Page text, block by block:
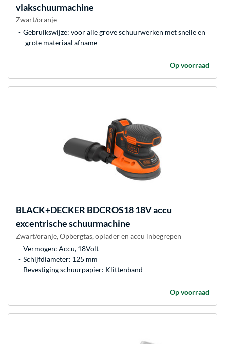
vlakschuurmachine
Zwart/oranje
Gebruikswijze: voor alle grove schuurwerken met snelle en
grote materiaal afname
Op voorraad
BLACK+DECKER BDCROS18 18V accu
excentrische schuurmachine
Zwart/oranje, Opbergtas, oplader en accu inbegrepen
Vermogen: Accu, 18Volt
Schijfdiameter: 125 mm
Bevestiging schuurpapier: Klittenband
Op voorraad